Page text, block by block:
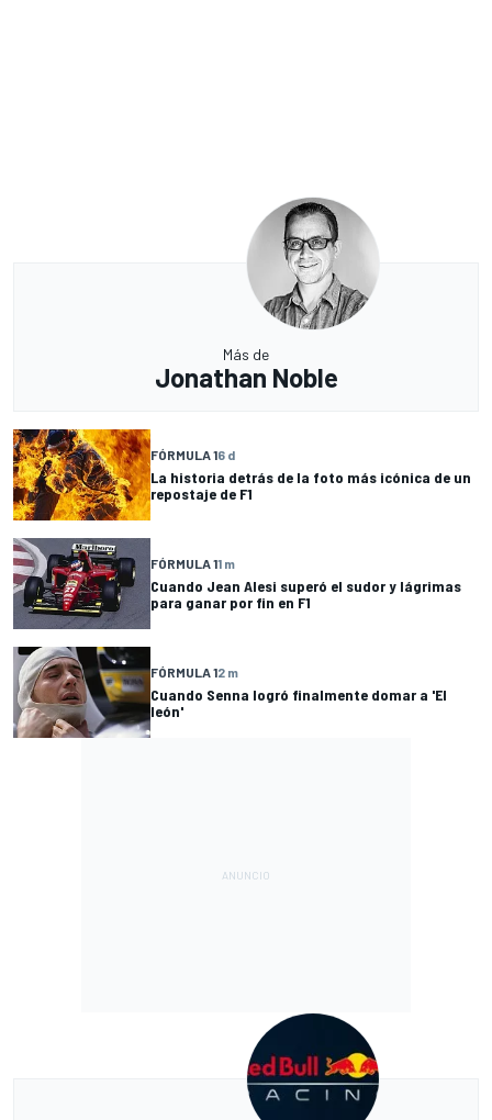
Más de
Jonathan Noble
FÓRMULA 16 d
La historia detrás de la foto más icónica de un
repostaje de F1
FÓRMULA 11 m
Cuando Jean Alesi superó el sudor y lágrimas
para ganar por fin en F1
FÓRMULA 12 m
Cuando Senna logró finalmente domar a 'El
león'